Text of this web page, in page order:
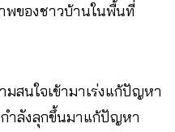
พของชาวบ้านในพื้นที่
สนใจเข้ามาเร่งแก้ปัญหา
ำลังลุกขึ้นมาแก้ปัญหา